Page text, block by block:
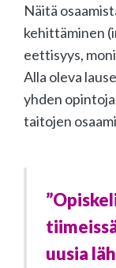
Näitä
kehittäminen
eettisyys,
Alla oleva
yhden
taitojen
uusia